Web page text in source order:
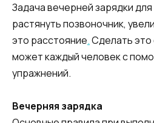
Задача вечерней зарядки
растянуть позвоночник,
это расстояние.Сделать
может каждый человек с
упражнений.
Вечерняя зарядка